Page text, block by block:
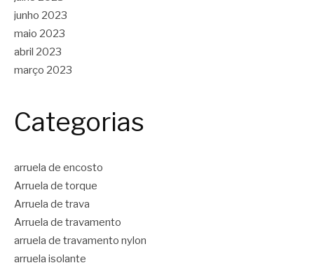
junho 2023
maio 2023
abril 2023
março 2023
Categorias
arruela de encosto
Arruela de torque
Arruela de trava
Arruela de travamento
arruela de travamento nylon
arruela isolante